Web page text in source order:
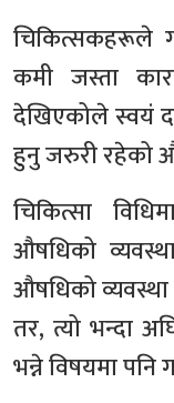
चिकित्सकहरूले
कमी जस्ता
देखिएकोले स्वयं
हुनु जरुरी रहेको
चिकित्सा
औषधिको
औषधिको व्यवस्था
तर, त्यो भन्दा
भन्ने विषयमा